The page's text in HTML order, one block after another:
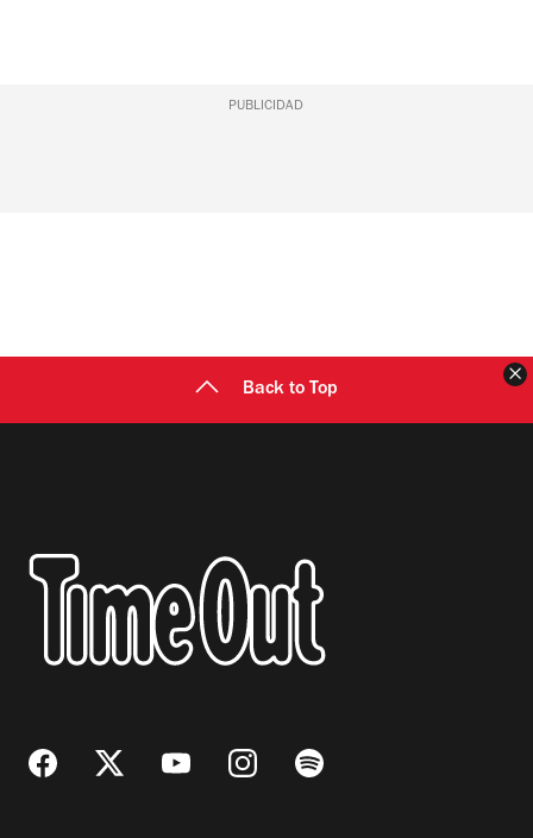
PUBLICIDAD
Back to Top